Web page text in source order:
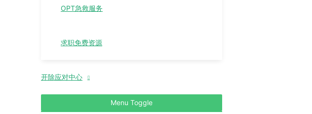
OPT急救服务
求职免费资源
开除应对中心
Menu Toggle